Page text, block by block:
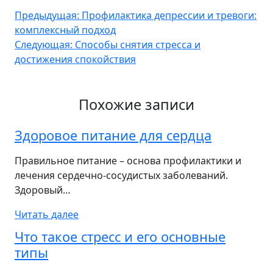
Навигация
по
записям
Предыдущая: Профилактика депрессии и тревоги:
комплексный подход
Следующая: Способы снятия стресса и
достижения спокойствия
Похожие записи
Здоровое питание для сердца
Правильное питание – основа профилактики и
лечения сердечно-сосудистых заболеваний.
Здоровый…
Читать далее
Что такое стресс и его основные
типы